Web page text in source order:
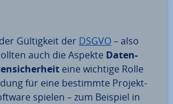
Gül­tig­keit der DSGVO– also
auch die Aspekte Da­ten­
eine wichtige Rolle
für eine bestimmte Pro­jekt­
spielen – zum Beispiel in